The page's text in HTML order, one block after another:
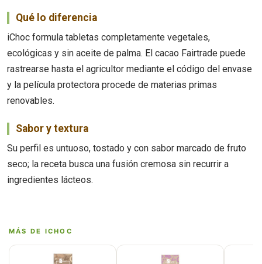
Qué lo diferencia
iChoc formula tabletas completamente vegetales,
ecológicas y sin aceite de palma. El cacao Fairtrade puede
rastrearse hasta el agricultor mediante el código del envase
y la película protectora procede de materias primas
renovables.
Sabor y textura
Su perfil es untuoso, tostado y con sabor marcado de fruto
seco; la receta busca una fusión cremosa sin recurrir a
ingredientes lácteos.
MÁS DE ICHOC